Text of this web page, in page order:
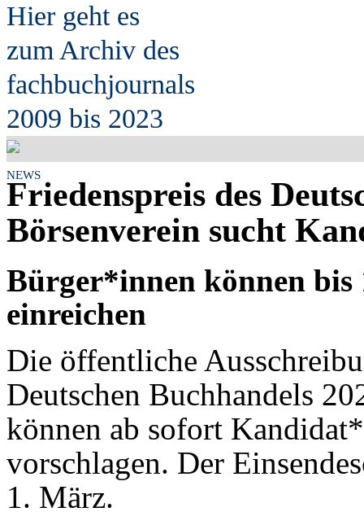
Hier geht es
zum Archiv des
fachbuchjournals
2009 bis 2023
NEWS
Friedenspreis des
Börsenverein sucht
Bürger*innen können bis
einreichen
Die öffentliche
Deutschen Buchhandels
können ab sofort
vorschlagen. Der
1. März.